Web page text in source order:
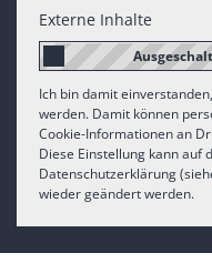
Externe Inhalte
Ich bin damit
werden. Damit können
Cookie-Informationen an
Diese Einstellung kann auf
Datenschutzerklärung
wieder geändert werden.